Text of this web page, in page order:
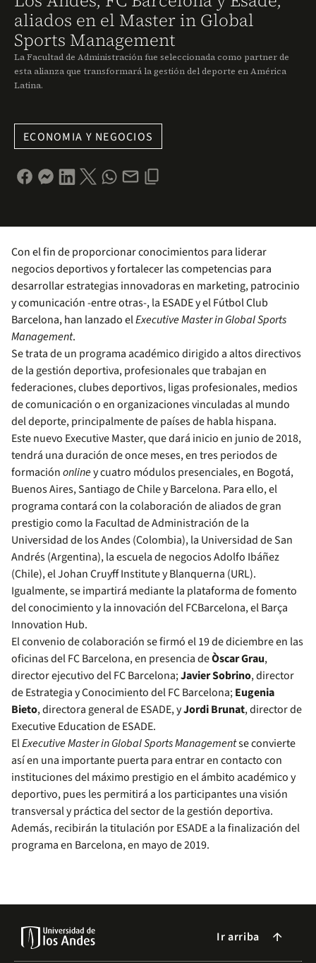
aliados en el Master in Global
Sports Management
La Facultad de Administración fue seleccionada como partner de
esta alianza que transformará la gestión del deporte en América
Latina.
ECONOMIA Y NEGOCIOS
Con el fin de proporcionar conocimientos para liderar
negocios deportivos y fortalecer las competencias para
desarrollar estrategias innovadoras en marketing, patrocinio
y comunicación -entre otras-,la ESADE y el Fútbol Club
Barcelona, han lanzado elExecutive Master in Global Sports
Management.
Se trata de un programa académico dirigido a altos directivos
de la gestión deportiva, profesionales que trabajan en
federaciones, clubes deportivos, ligas profesionales, medios
de comunicación o en organizaciones vinculadas al mundo
del deporte, principalmente de países de habla hispana.
Este nuevo Executive Master, que dará inicio en junio de 2018,
tendrá una duración de once meses, en tres periodos de
formaciónonliney cuatro módulos presenciales, en Bogotá,
Buenos Aires, Santiago de Chile y Barcelona. Para ello, el
programa contará con la colaboración de aliadosde gran
prestigio como la Facultad de Administración de la
Universidad de los Andes (Colombia), la Universidad de San
Andrés (Argentina), la escuela de negocios Adolfo Ibáñez
(Chile), el Johan Cruyff Institute y Blanquerna (URL).
Igualmente, se impartirá mediante la plataforma de fomento
del conocimiento y la innovación del FCBarcelona, el Barça
Innovation Hub.
El convenio de colaboración se firmó el 19 de diciembre en las
oficinas del FC Barcelona, en presencia deÒscar Grau,
director ejecutivo del FC Barcelona;Javier Sobrino, director
de Estrategia y Conocimiento del FC Barcelona;Eugenia
Bieto, directora general de ESADE, yJordi Brunat, director de
Executive Education de ESADE.
ElExecutive Master in Global Sports Managementse convierte
así en una importante puerta para entrar en contacto con
instituciones del máximo prestigio en el ámbito académico y
deportivo, pues les permitirá a los participantes una visión
transversal y práctica del sector de la gestión deportiva.
Además, recibirán la titulación por ESADE a la finalización del
programa en Barcelona, en mayo de 2019.
Ir arriba arrow_forward